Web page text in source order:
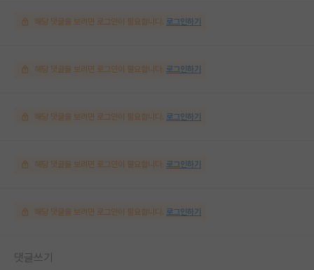
해당 댓글을 보려면 로그인이 필요합니다. 로그인하기
해당 댓글을 보려면 로그인이 필요합니다. 로그인하기
해당 댓글을 보려면 로그인이 필요합니다. 로그인하기
해당 댓글을 보려면 로그인이 필요합니다. 로그인하기
해당 댓글을 보려면 로그인이 필요합니다. 로그인하기
댓글쓰기